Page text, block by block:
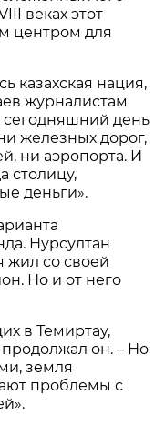
веках этот
центром для
казахская нация,
журналистам
сегодняшний день
железных дорог,
ни аэропорта. И
столицу,
деньги».
Нурсултан
жил со своей
Но и от него
в Темиртау,
он. – Но
земля
проблемы с